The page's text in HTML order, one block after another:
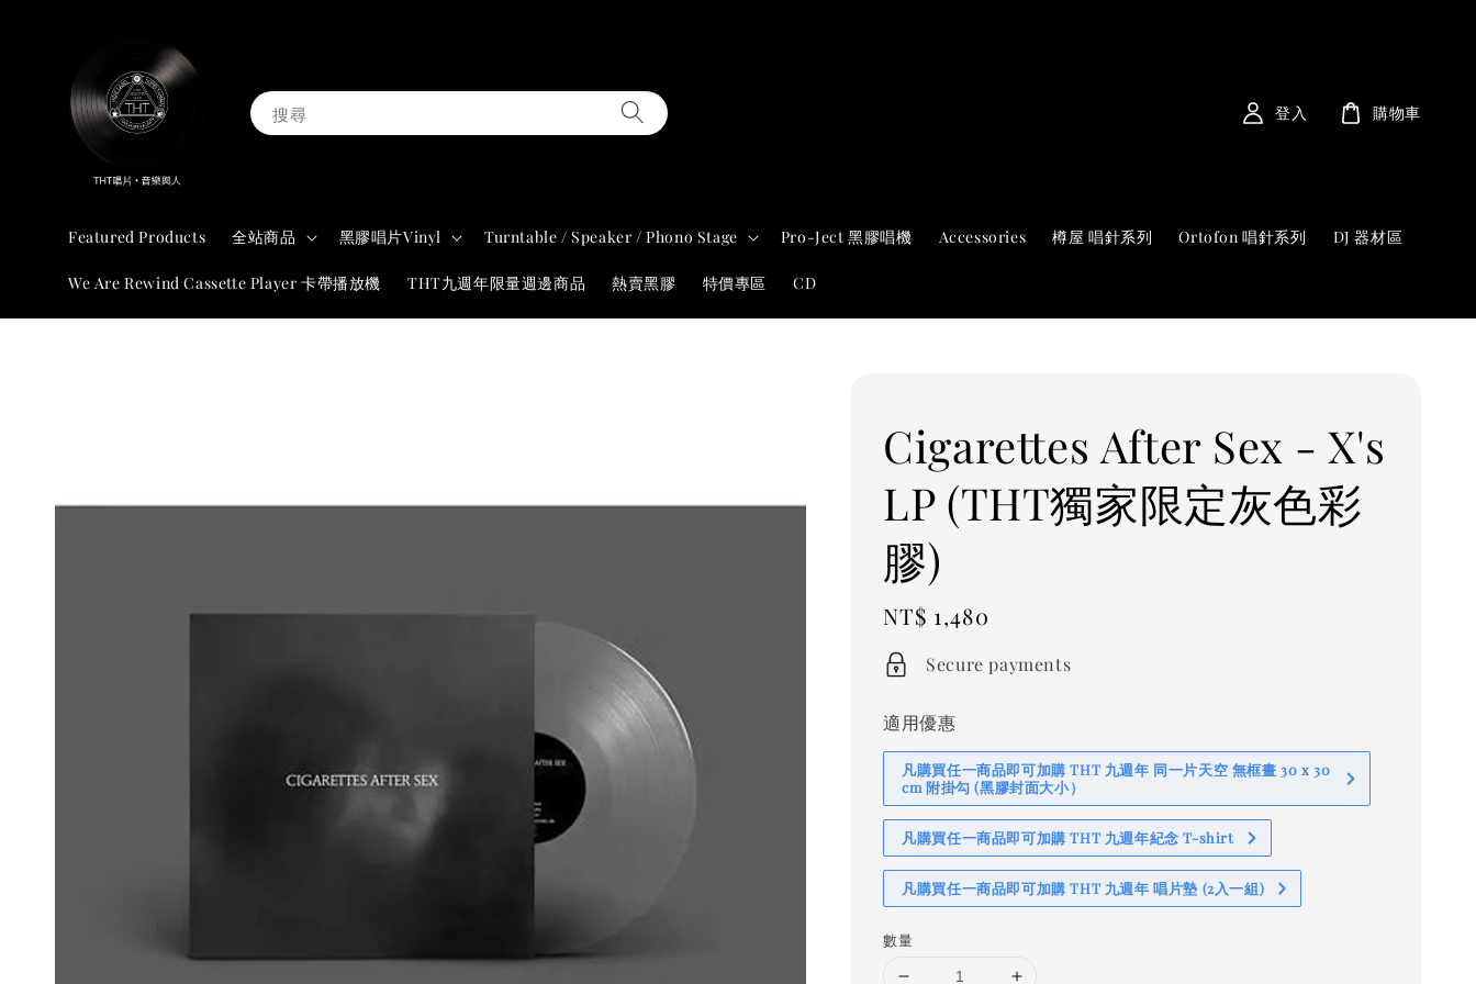
搜尋
Featured Products 全站商品 黑膠唱片Vinyl Turntable / Speaker / Phono Stage Pro-Ject 黑膠唱機 Accessories 樽屋 唱針系列 Ortofon 唱針系列 DJ 器材區
We Are Rewind Cassette Player 卡帶播放機 THT九週年限量週邊商品 熱賣黑膠 特價專區 CD
登入 購物車
Cigarettes After Sex - X's
LP (THT獨家限定灰色彩
膠)
Regular
price
NT$ 1,480
Secure payments
適用優惠
凡購買任一商品即可加購 THT 九週年 同一片天空 無框畫 30 x 30
cm 附掛勾 (黑膠封面大小）
凡購買任一商品即可加購 THT 九週年紀念 T-shirt
凡購買任一商品即可加購 THT 九週年 唱片墊 (2入一組)
數量